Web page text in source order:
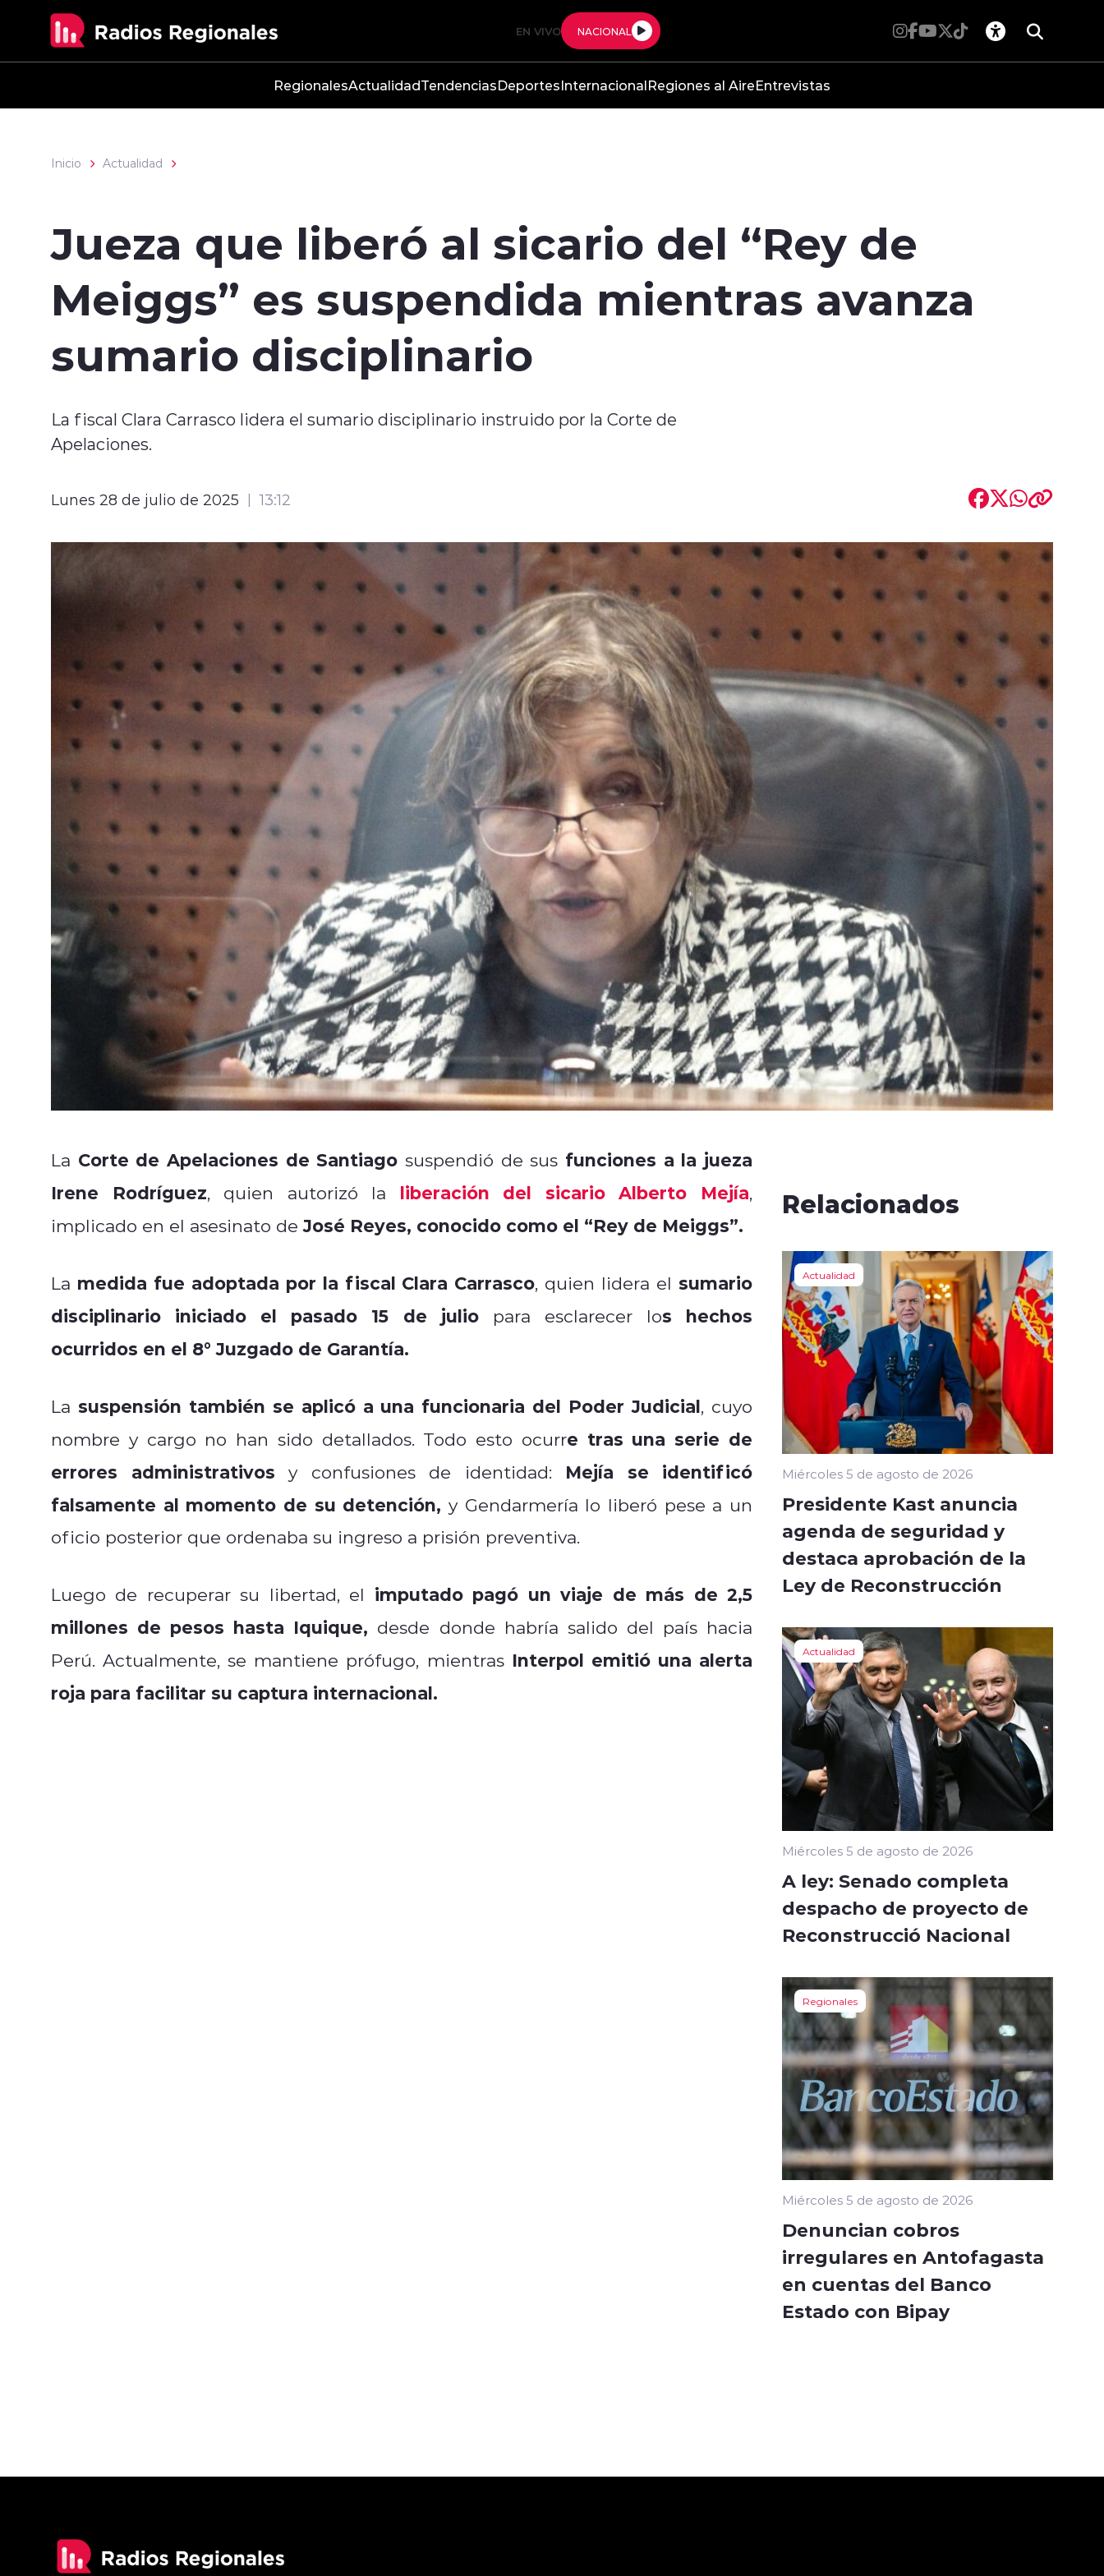
EN VIVO NACIONAL
RegionalesActualidadTendenciasDeportesInternacionalRegiones al AireEntrevistas
Inicio Actualidad
Jueza que liberó al sicario del “Rey de
Meiggs” es suspendida mientras avanza
sumario disciplinario
La fiscal Clara Carrasco lidera el sumario disciplinario instruido por la Corte de
Apelaciones.
Lunes 28 de julio de 2025 13:12
La Corte de Apelaciones de Santiago suspendió de sus funciones a la jueza
Irene Rodríguez, quien autorizó la liberación del sicario Alberto Mejía,
implicado en el asesinato deJosé Reyes, conocido como el “Rey de Meiggs”.
La medida fue adoptada por la fiscal Clara Carrasco, quien lidera el sumario
disciplinario iniciado el pasado 15 de juliopara esclarecer los hechos
ocurridos en el 8° Juzgado de Garantía.
La suspensión también se aplicó a una funcionaria del Poder Judicial, cuyo
nombre y cargo no han sido detallados. Todo esto ocurre tras una serie de
errores administrativos y confusiones de identidad: Mejía se identificó
falsamente al momento de su detención, y Gendarmería lo liberó pese a un
oficio posterior que ordenaba su ingreso a prisión preventiva.
Luego de recuperar su libertad, el imputado pagó un viaje de más de 2,5
millones de pesos hasta Iquique, desde donde habría salido del país hacia
Perú. Actualmente, se mantiene prófugo, mientrasInterpol emitió una alerta
roja para facilitar su captura internacional.
Relacionados
Actualidad
Miércoles 5 de agosto de 2026
Presidente Kast anuncia
agenda de seguridad y
destaca aprobación de la
Ley de Reconstrucción
Actualidad
Miércoles 5 de agosto de 2026
A ley: Senado completa
despacho de proyecto de
Reconstrucció Nacional
Regionales
Miércoles 5 de agosto de 2026
Denuncian cobros
irregulares en Antofagasta
en cuentas del Banco
Estado con Bipay